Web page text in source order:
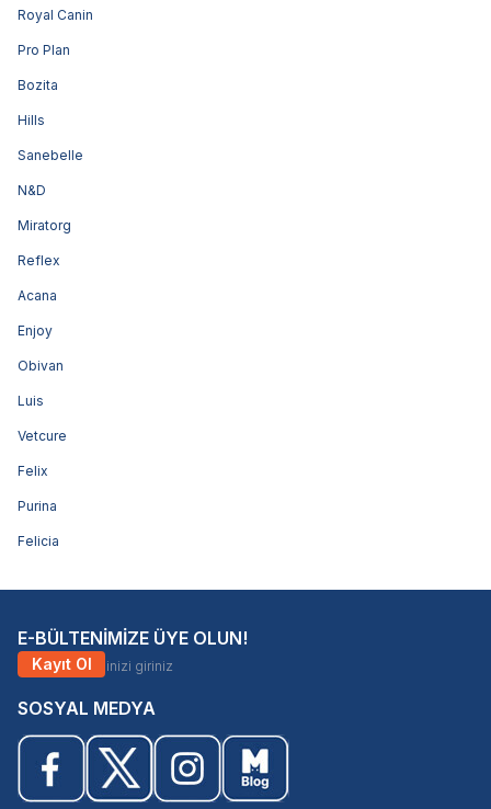
Royal Canin
Pro Plan
Bozita
Hills
Sanebelle
N&D
Miratorg
Reflex
Acana
Enjoy
Obivan
Luis
Vetcure
Felix
Purina
Felicia
E-BÜLTENİMİZE ÜYE OLUN!
Kayıt Ol
SOSYAL MEDYA